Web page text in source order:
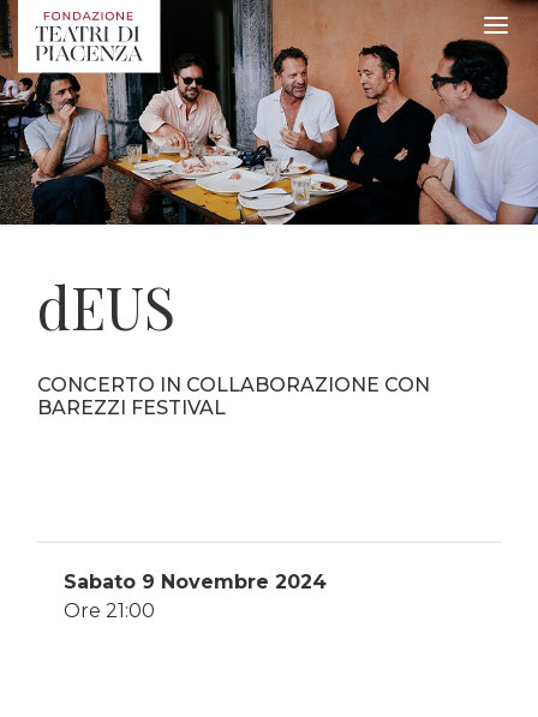
dEUS
CONCERTO IN COLLABORAZIONE CON
BAREZZI FESTIVAL
Sabato 9 Novembre 2024
Ore 21:00